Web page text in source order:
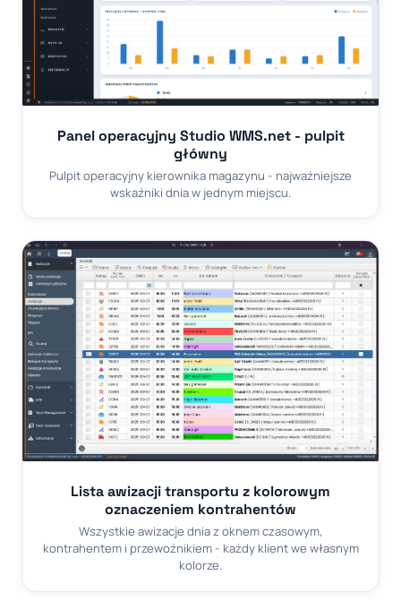
Panel operacyjny Studio WMS.net - pulpit
główny
Pulpit operacyjny kierownika magazynu - najważniejsze
wskaźniki dnia w jednym miejscu.
Lista awizacji transportu z kolorowym
oznaczeniem kontrahentów
Wszystkie awizacje dnia z oknem czasowym,
kontrahentem i przewoźnikiem - każdy klient we własnym
kolorze.